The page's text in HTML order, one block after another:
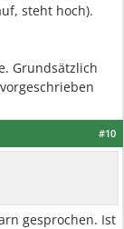
steht hoch).
Grundsätzlich
#10
gesprochen. Ist